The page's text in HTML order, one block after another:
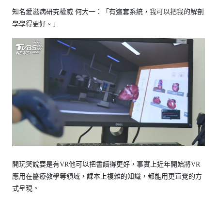
知名愛滋病研究權威 何大一：「有這套系統，我可以把我的解剖
學學得更好。」
開玩笑說要是有VR他可以把書讀得更好，事實上近年開始將VR
應用在醫療教學等領域，課本上複雜的知識，都能用更直覺的方
式呈現。